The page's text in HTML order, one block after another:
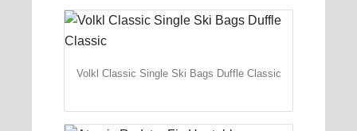
Volkl Classic Single Ski Bags Duffle Classic